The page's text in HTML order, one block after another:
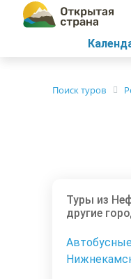
Поиск туров
Туры из
другие